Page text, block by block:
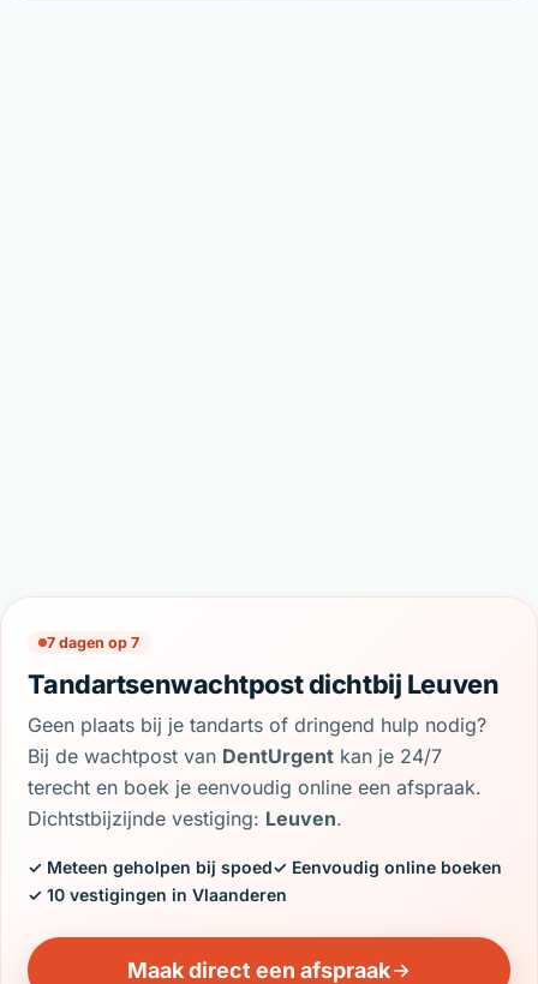
7 dagen op 7
Tandartsenwachtpost dichtbij Leuven
Geen plaats bij je tandarts of dringend hulp nodig?
Bij de wachtpost van DentUrgent kan je 24/7
terecht en boek je eenvoudig online een afspraak.
Dichtstbijzijnde vestiging: Leuven.
✓ Meteen geholpen bij spoed✓ Eenvoudig online boeken
✓ 10 vestigingen in Vlaanderen
Maak direct een afspraak